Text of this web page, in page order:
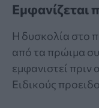
Εμφανίζεται
Η δυσκολία στο
από τα πρώιμα
εμφανιστεί πριν
Ειδικούς